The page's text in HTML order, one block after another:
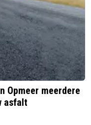
Opmeer meerdere
asfalt